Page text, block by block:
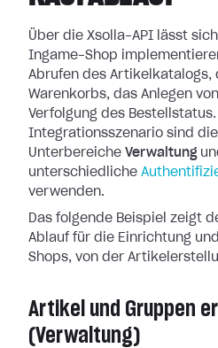
Über die Xsolla-API lässt
Ingame-Shop
Abrufen des Artikelkatalogs,
Warenkorbs, das Anlegen
Verfolgung des
Integrationsszenario sind
Unterbereiche Verwaltung
unterschiedliche
verwenden.
Das folgende Beispiel zeigt
Ablauf für die Einrichtung
Shops, von der
Artikel und Gruppen
(Verwaltung)